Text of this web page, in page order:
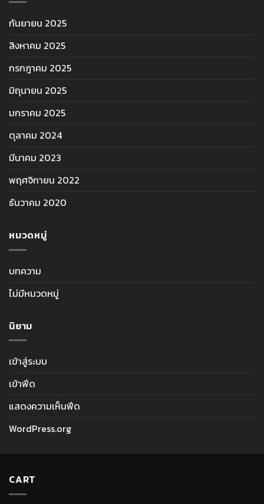
กันยายน 2025
สิงหาคม 2025
กรกฎาคม 2025
มิถุนายน 2025
มกราคม 2025
ตุลาคม 2024
มีนาคม 2023
พฤศจิกายน 2022
ธันวาคม 2020
หมวดหมู่
บทความ
ไม่มีหมวดหมู่
นิยาม
เข้าสู่ระบบ
เข้าฟีด
แสดงความเห็นฟีด
WordPress.org
CART